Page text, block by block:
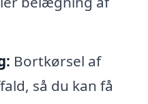
Bortkørsel af
så du kan få